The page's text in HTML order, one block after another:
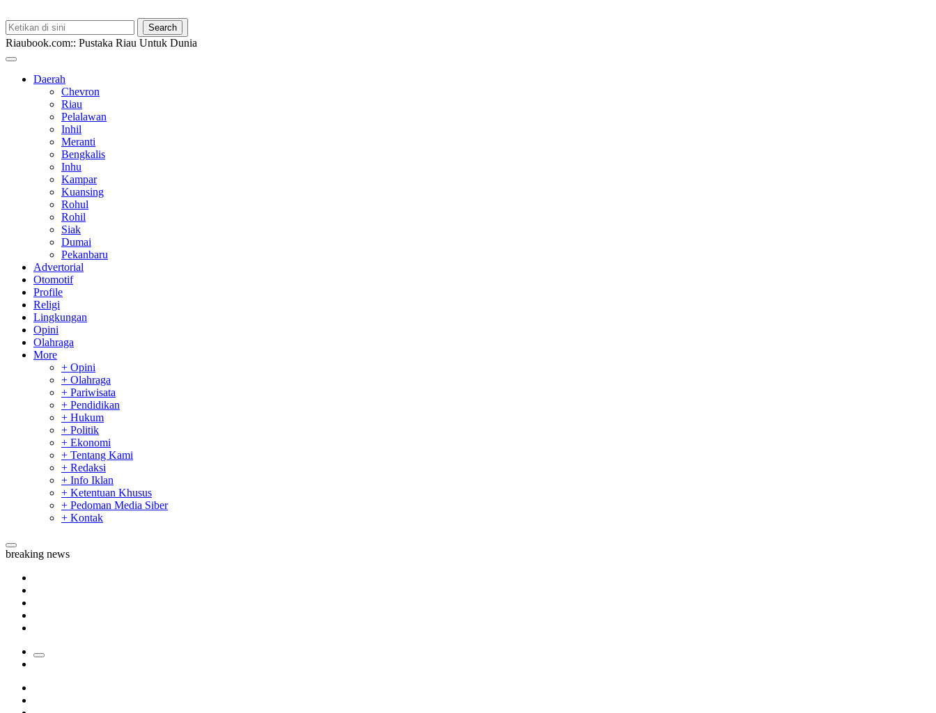
Riaubook.com:: Pustaka Riau Untuk Dunia
Daerah
Chevron
Riau
Pelalawan
Inhil
Meranti
Bengkalis
Inhu
Kampar
Kuansing
Rohul
Rohil
Siak
Dumai
Pekanbaru
Advertorial
Otomotif
Profile
Religi
Lingkungan
Opini
Olahraga
More
+ Opini
+ Olahraga
+ Pariwisata
+ Pendidikan
+ Hukum
+ Politik
+ Ekonomi
+ Tentang Kami
+ Redaksi
+ Info Iklan
+ Ketentuan Khusus
+ Pedoman Media Siber
+ Kontak
breaking news